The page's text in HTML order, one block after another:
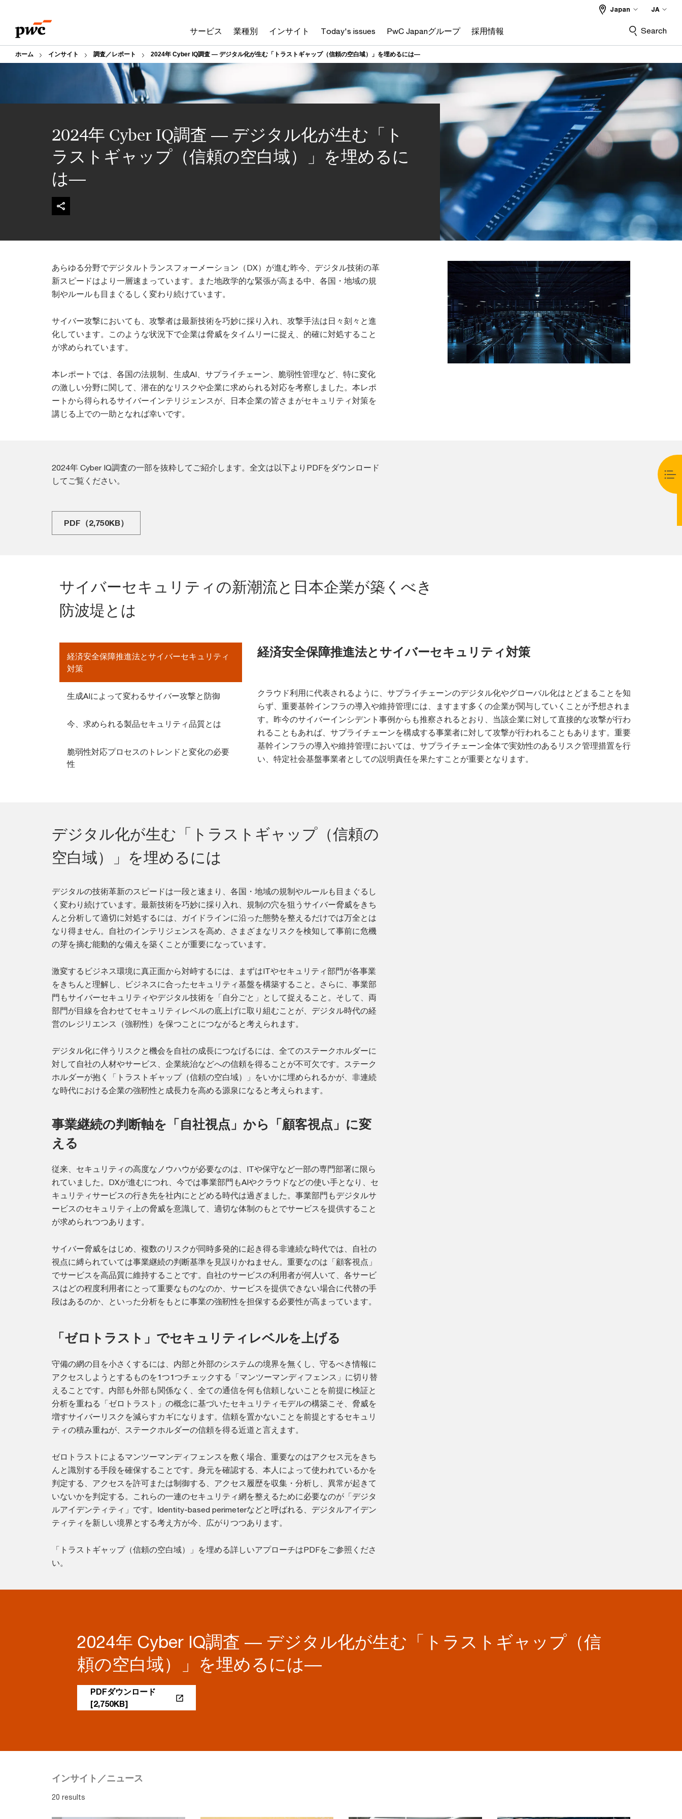
content
footer
サービス 業種別 インサイト Today's issues PwC Japanグループ 採用情報
Japan JA
Search
ホーム インサイト 調査／レポート 2024年 Cyber IQ調査 ― デジタル化が生む「トラストギャップ（信頼の空白域）」を埋めるには―
2024年 Cyber IQ調査 ― デジタル化が生む「ト
ラストギャップ（信頼の空白域）」を埋めるに
は―
あらゆる分野でデジタルトランスフォーメーション（DX）が進む昨今、デジタル技術の革
新スピードはより一層速まっています。また地政学的な緊張が高まる中、各国・地域の規
制やルールも目まぐるしく変わり続けています。
サイバー攻撃においても、攻撃者は最新技術を巧妙に採り入れ、攻撃手法は日々刻々と進
化しています。このような状況下で企業は脅威をタイムリーに捉え、的確に対処すること
が求められています。
本レポートでは、各国の法規制、生成AI、サプライチェーン、脆弱性管理など、特に変化
の激しい分野に関して、潜在的なリスクや企業に求められる対応を考察しました。本レポ
ートから得られるサイバーインテリジェンスが、日本企業の皆さまがセキュリティ対策を
講じる上での一助となれば幸いです。
2024年 Cyber IQ調査の一部を抜粋してご紹介します。全文は以下よりPDFをダウンロード
してご覧ください。
PDF（2,750KB）
サイバーセキュリティの新潮流と日本企業が築くべき
防波堤とは
経済安全保障推進法とサイバーセキュリティ
対策
生成AIによって変わるサイバー攻撃と防御
今、求められる製品セキュリティ品質とは
脆弱性対応プロセスのトレンドと変化の必要
性
経済安全保障推進法とサイバーセキュリティ対策
クラウド利用に代表されるように、サプライチェーンのデジタル化やグローバル化はとどまることを知
らず、重要基幹インフラの導入や維持管理には、ますます多くの企業が関与していくことが予想されま
す。昨今のサイバーインシデント事例からも推察されるとおり、当該企業に対して直接的な攻撃が行わ
れることもあれば、サプライチェーンを構成する事業者に対して攻撃が行われることもあります。重要
基幹インフラの導入や維持管理においては、サプライチェーン全体で実効性のあるリスク管理措置を行
い、特定社会基盤事業者としての説明責任を果たすことが重要となります。
デジタル化が生む「トラストギャップ（信頼の
空白域）」を埋めるには
デジタルの技術革新のスピードは一段と速まり、各国・地域の規制やルールも目まぐるし
く変わり続けています。最新技術を巧妙に採り入れ、規制の穴を狙うサイバー脅威をきち
んと分析して適切に対処するには、ガイドラインに沿った態勢を整えるだけでは万全とは
なり得ません。自社のインテリジェンスを高め、さまざまなリスクを検知して事前に危機
の芽を摘む能動的な備えを築くことが重要になっています。
激変するビジネス環境に真正面から対峙するには、まずはITやセキュリティ部門が各事業
をきちんと理解し、ビジネスに合ったセキュリティ基盤を構築すること。さらに、事業部
門もサイバーセキュリティやデジタル技術を「自分ごと」として捉えること。そして、両
部門が目線を合わせてセキュリティレベルの底上げに取り組むことが、デジタル時代の経
営のレジリエンス（強靭性）を保つことにつながると考えられます。
デジタル化に伴うリスクと機会を自社の成長につなげるには、全てのステークホルダーに
対して自社の人材やサービス、企業統治などへの信頼を得ることが不可欠です。ステーク
ホルダーが抱く「トラストギャップ（信頼の空白域）」をいかに埋められるかが、非連続
な時代における企業の強靭性と成長力を高める源泉になると考えられます。
事業継続の判断軸を「自社視点」から「顧客視点」に変
える
従来、セキュリティの高度なノウハウが必要なのは、ITや保守など一部の専門部署に限ら
れていました。DXが進むにつれ、今では事業部門もAIやクラウドなどの使い手となり、セ
キュリティサービスの行き先を社内にとどめる時代は過ぎました。事業部門もデジタルサ
ービスのセキュリティ上の脅威を意識して、適切な体制のもとでサービスを提供すること
が求められつつあります。
サイバー脅威をはじめ、複数のリスクが同時多発的に起き得る非連続な時代では、自社の
視点に縛られていては事業継続の判断基準を見誤りかねません。重要なのは「顧客視点」
でサービスを高品質に維持することです。自社のサービスの利用者が何人いて、各サービ
スはどの程度利用者にとって重要なものなのか、サービスを提供できない場合に代替の手
段はあるのか、といった分析をもとに事業の強靭性を担保する必要性が高まっています。
「ゼロトラスト」でセキュリティレベルを上げる
守備の網の目を小さくするには、内部と外部のシステムの境界を無くし、守るべき情報に
アクセスしようとするものを1つ1つチェックする「マンツーマンディフェンス」に切り替
えることです。内部も外部も関係なく、全ての通信を何も信頼しないことを前提に検証と
分析を重ねる「ゼロトラスト」の概念に基づいたセキュリティモデルの構築こそ、脅威を
増すサイバーリスクを減らすカギになります。信頼を置かないことを前提とするセキュリ
ティの積み重ねが、ステークホルダーの信頼を得る近道と言えます。
ゼロトラストによるマンツーマンディフェンスを敷く場合、重要なのはアクセス元をきち
んと識別する手段を確保することです。身元を確認する、本人によって使われているかを
判定する、アクセスを許可または制御する、アクセス履歴を収集・分析し、異常が起きて
いないかを判定する。これらの一連のセキュリティ網を整えるために必要なのが「デジタ
ルアイデンティティ」です。Identity-based perimeterなどと呼ばれる、デジタルアイデン
ティティを新しい境界とする考え方が今、広がりつつあります。
「トラストギャップ（信頼の空白域）」を埋める詳しいアプローチはPDFをご参照くださ
い。
2024年 Cyber IQ調査 ― デジタル化が生む「トラストギャップ（信
頼の空白域）」を埋めるには―
PDFダウンロード
[2,750KB]
インサイト／ニュース
20 results